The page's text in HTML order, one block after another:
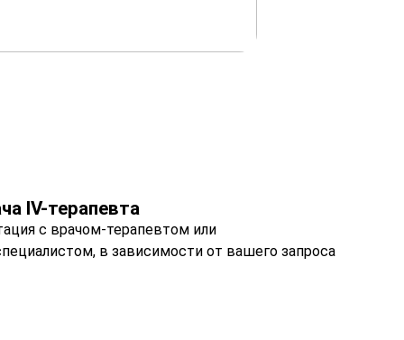
IV-терапевта
с врачом-терапевтом или
в зависимости от вашего запроса